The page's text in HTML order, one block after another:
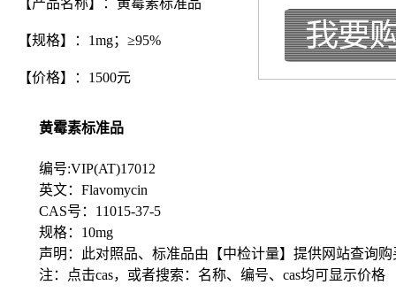
【产品名称】：黄霉素标准品
【规格】：1mg；≥95%
【价格】：1500元
黄霉素标准品
编号:VIP(AT)17012
英文：Flavomycin
CAS号：11015-37-5
规格：10mg
声明：此对照品、标准品由【中检计量】提供网站查询购
注：点击cas，或者搜索：名称、编号、cas均可显示价格